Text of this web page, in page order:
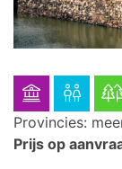
Provincies:
Prijs op